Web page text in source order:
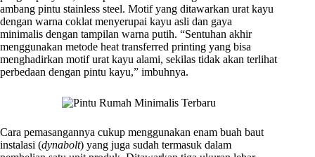
ambang pintu stainless steel. Motif yang ditawarkan urat kayu
dengan warna coklat menyerupai kayu asli dan gaya
minimalis dengan tampilan warna putih. “Sentuhan akhir
menggunakan metode heat transferred printing yang bisa
menghadirkan motif urat kayu alami, sekilas tidak akan terlihat
perbedaan dengan pintu kayu,” imbuhnya.
Cara pemasangannya cukup menggunakan enam buah baut
instalasi (dynabolt) yang juga sudah termasuk dalam